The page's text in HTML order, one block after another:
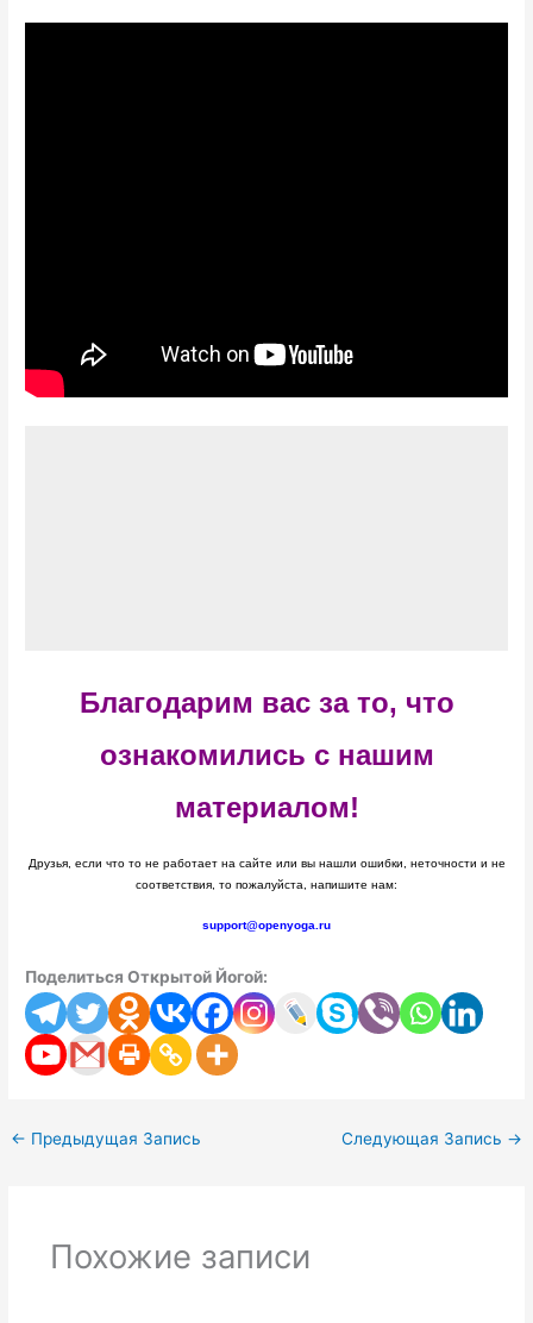
Благодарим вас за то, что
ознакомились с нашим
материалом!
Друзья, если что то не работает на сайте или вы нашли ошибки, неточности и не
соответствия, то пожалуйста, напишите нам:
support@openyoga.ru
Поделиться Открытой Йогой:
← Предыдущая Запись Следующая Запись →
Похожие записи